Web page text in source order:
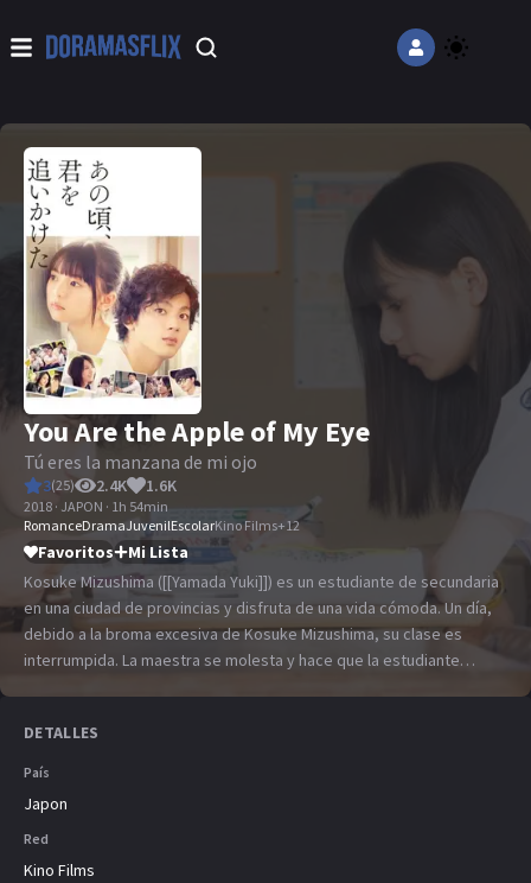
You Are the Apple of My Eye
Tú eres la manzana de mi ojo
3(25) 2.4K 1.6K
2018 · JAPON · 1h 54min
RomanceDramaJuvenilEscolarKino Films+12
Favoritos
Mi Lista
Kosuke Mizushima ([[Yamada Yuki]]) es un estudiante de secundaria
en una ciudad de provincias y disfruta de una vida cómoda. Un día,
debido a la broma excesiva de Kosuke Mizushima, su clase es
interrumpida. La maestra se molesta y hace que la estudiante
estaban en la escuela secundaria. Debido a un pequeño incidente,
Kosuke Mizushima y Mai Hayase se acercan.
DETALLES
País
Japon
Red
Kino Films